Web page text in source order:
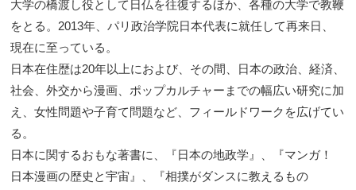
大学の橋渡し役として日仏を往復するほか、各種の大学で教鞭
をとる。2013年、パリ政治学院日本代表に就任して再来日、
現在に至っている。
日本在住歴は20年以上におよび、その間、日本の政治、経済、
社会、外交から漫画、ポップカルチャーまでの幅広い研究に加
え、女性問題や子育て問題など、フィールドワークを広げてい
る。
日本に関するおもな著書に、『日本の地政学』、『マンガ！
日本漫画の歴史と宇宙』、『相撲がダンスに教えるもの